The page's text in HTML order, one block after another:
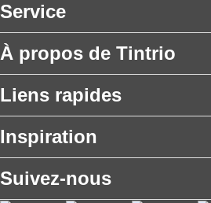
Service
À propos de Tintrio
Liens rapides
Inspiration
Suivez-nous